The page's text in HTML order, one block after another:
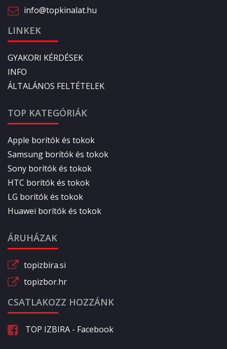
info@topkinalat.hu
LINKEK
GYAKORI KÉRDÉSEK
INFO
ÁLTALÁNOS FELTÉTELEK
TOP KATEGÓRIÁK
Apple borítók és tokok
Samsung borítók és tokok
Sony borítók és tokok
HTC borítók és tokok
LG borítók és tokok
Huawei borítók és tokok
ÁRUHÁZAK
topizbira.si
topizbor.hr
CSATLAKOZZ HOZZÁNK
TOP IZBIRA - Facebook